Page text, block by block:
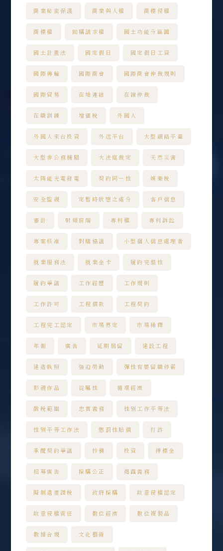
商業秘密保護 商業與人權 商標侵權
商標權 回購請求權 國土功能分區圖
國土計畫法 國定假日 國定假日工資
國際傳輸 國際商會 國際商會仲裁規則
國際貿易 在地連結 在線仲裁
在職訓練 增值稅 外國人
外國人來台投資 外送平台 大型網絡平臺
大型非公務機關 大法庭裁定 天然災害
太陽能光電發電 契約同一性 娛樂稅
安全監視 定暫時狀態之處分 客戶信息
審計 射頻前端 專利權 專利訴訟
專案核准 對賭協議 小型個人信息處理者
就業服務法 就業金卡 履約完整性
履約爭議 工作經歷 工作規則
工作許可 工程價款 工程契約
工程完工認定 市場界定 市場稀釋
年報 廣告 延期居留 建設工程
建造執照 強迫勞動 彈性育嬰留職停薪
影視作品 從屬性 循環經濟
徵稅範圍 忠實義務 性別工作平等法
性別平等工作法 懲罰性賠償 打詐
承攬契約爭議 抄襲 投資 押標金
招募廣告 採購公正 揭露義務
擬制遺產課稅 政府採購 故意侵權認定
故意侵權責任 數位經濟 數位複製品
數據合規 文化藝術